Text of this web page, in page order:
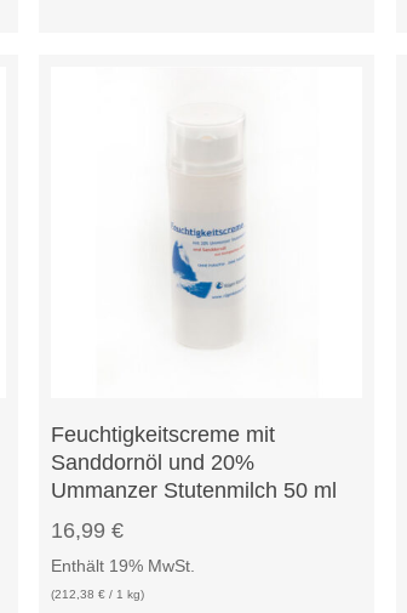
In Den Warenkorb
Feuchtigkeitscreme mit
Sanddornöl und 20%
Ummanzer Stutenmilch 50 ml
16,99€
Enthält 19% MwSt.
(212,38€ / 1 kg)